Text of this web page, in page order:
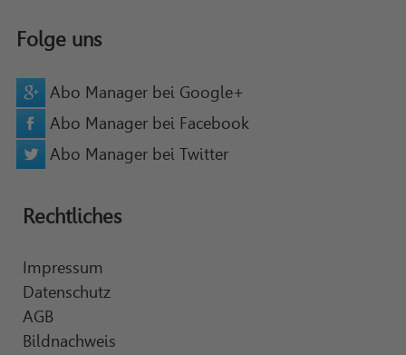
Folge uns
Abo Manager bei Google+
Abo Manager bei Facebook
Abo Manager bei Twitter
Rechtliches
Impressum
Datenschutz
AGB
Bildnachweis